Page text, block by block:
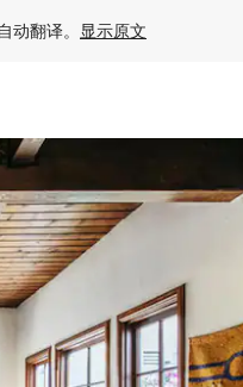
动翻译。 显示原文